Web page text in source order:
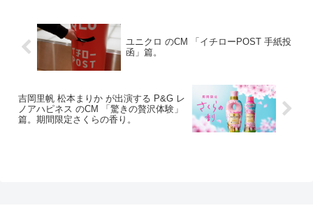
ユニクロ のCM 「イチローPOST 手紙投
函」篇。
吉岡里帆 松本まりか が出演する P&G レ
ノアハピネス のCM 「驚きの贅沢体験」
篇。期間限定さくらの香り。